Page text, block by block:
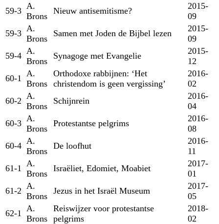
59-3 A.
Brons
Nieuw antisemitisme?
2015-
09
59-3 A.
Brons
Samen met Joden de Bijbel lezen
2015-
09
59-4 A.
Brons
Synagoge met Evangelie
2015-
12
60-1
A.
Brons
Orthodoxe rabbijnen: ‘Het
christendom is geen vergissing’
2016-
02
60-2 A.
Brons
Schijnrein
2016-
04
60-3 A.
Brons
Protestantse pelgrims
2016-
08
60-4 A.
Brons
De loofhut
2016-
11
61-1
A.
Brons
Israëliet, Edomiet, Moabiet
2017-
01
61-2 A.
Brons
Jezus in het Israël Museum
2017-
05
62-1
A.
Brons
Reiswijzer voor protestantse
pelgrims
2018-
02